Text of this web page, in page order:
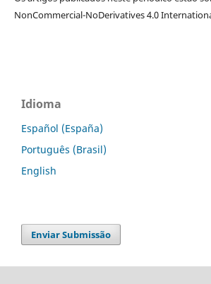
NonCommercial-NoDerivatives 4.0
Idioma
Español (España)
Português (Brasil)
English
Enviar Submissão